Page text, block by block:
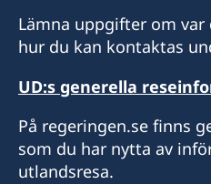
Lämna uppgifter om
hur du kan kontaktas
UD:s generella
På regeringen.se finns
som du har nytta av
utlandsresa.